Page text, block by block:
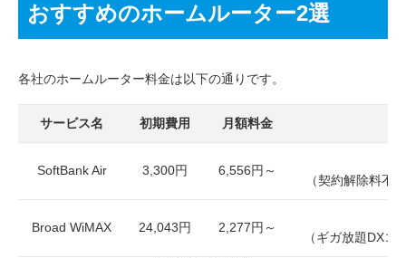
おすすめのホームルーター2選
各社のホームルーター料金は以下の通りです。
サービス名 初期費用 月額料金
SoftBank Air 3,300円 6,556円～
（契約解除料不
Broad WiMAX 24,043円 2,277円～
（ギガ放題DX